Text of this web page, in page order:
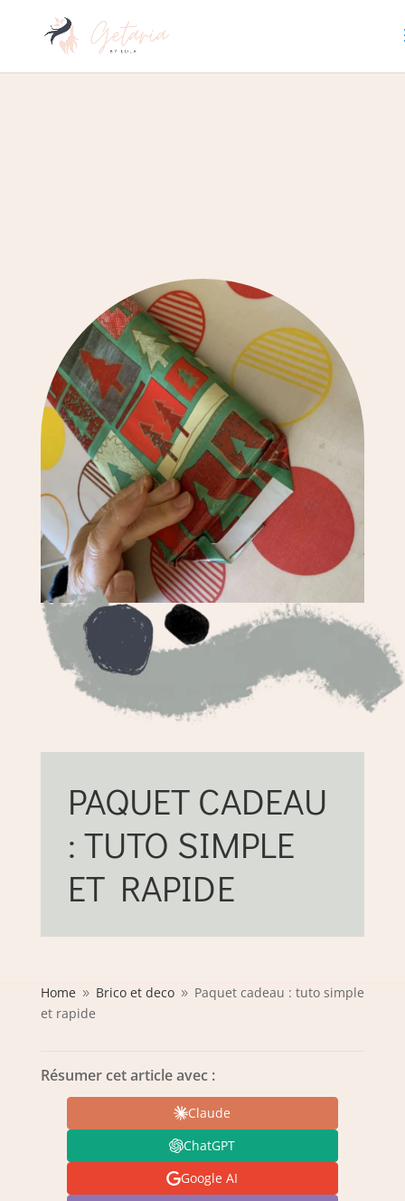
PAQUET CADEAU
: TUTO SIMPLE
ET RAPIDE
Home 9 Brico et deco 9 Paquet cadeau : tuto simple
et rapide
Résumer cet article avec :
Claude
ChatGPT
Google AI